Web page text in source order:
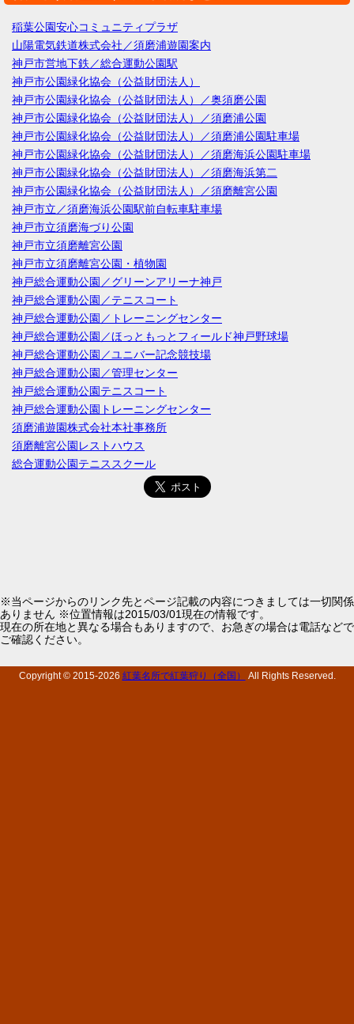
稲葉公園安心コミュニティプラザ
山陽電気鉄道株式会社／須磨浦遊園案内
神戸市営地下鉄／総合運動公園駅
神戸市公園緑化協会（公益財団法人）
神戸市公園緑化協会（公益財団法人）／奥須磨公園
神戸市公園緑化協会（公益財団法人）／須磨浦公園
神戸市公園緑化協会（公益財団法人）／須磨浦公園駐車場
神戸市公園緑化協会（公益財団法人）／須磨海浜公園駐車場
神戸市公園緑化協会（公益財団法人）／須磨海浜第二
神戸市公園緑化協会（公益財団法人）／須磨離宮公園
神戸市立／須磨海浜公園駅前自転車駐車場
神戸市立須磨海づり公園
神戸市立須磨離宮公園
神戸市立須磨離宮公園・植物園
神戸総合運動公園／グリーンアリーナ神戸
神戸総合運動公園／テニスコート
神戸総合運動公園／トレーニングセンター
神戸総合運動公園／ほっともっとフィールド神戸野球場
神戸総合運動公園／ユニバー記念競技場
神戸総合運動公園／管理センター
神戸総合運動公園テニスコート
神戸総合運動公園トレーニングセンター
須磨浦遊園株式会社本社事務所
須磨離宮公園レストハウス
総合運動公園テニススクール
※当ページからのリンク先とページ記載の内容につきましては一切関係
ありません ※位置情報は2015/03/01現在の情報です。
現在の所在地と異なる場合もありますので、お急ぎの場合は電話などで
ご確認ください。
Copyright © 2015-2026 紅葉名所で紅葉狩り（全国） All Rights Reserved.